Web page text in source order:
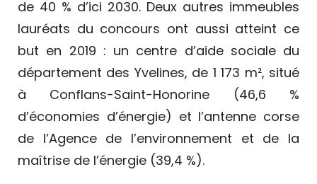
de 40 % d’ici 2030. Deux autres immeubles
lauréats du concours ont aussi atteint ce
but en 2019 : un centre d’aide sociale du
département des Yvelines, de 1 173 m², situé
à Conflans-Saint-Honorine (46,6 %
d’économies d’énergie) et l’antenne corse
de l’Agence de l’environnement et de la
maîtrise de l’énergie (39,4 %).